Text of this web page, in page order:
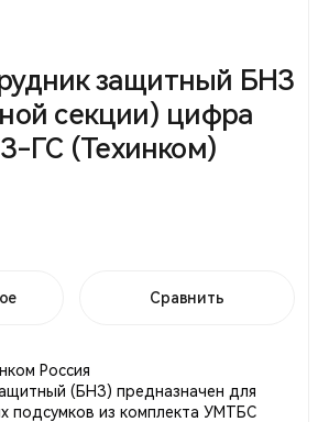
защитный БНЗ
секции) цифра
(Техинком)
Сравнить
Россия
(БНЗ) предназначен для
подсумков из комплекта УМТБС